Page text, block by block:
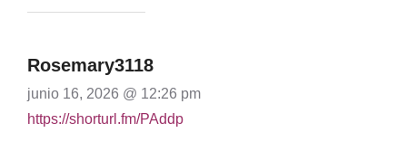
Rosemary3118
junio 16, 2026 @ 12:26 pm
https://shorturl.fm/PAddp